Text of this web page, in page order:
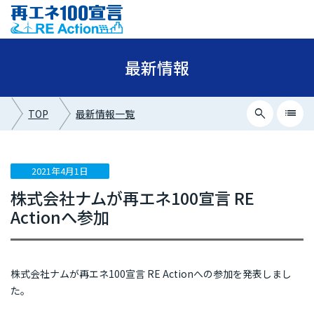
最新情報
TOP 最新情報一覧 search list
最新情報カテゴリー
ニュース
イベント情報
メディア掲載
2021年4月1日
株式会社ナムが再エネ100宣言 RE
Actionへ参加
株式会社ナムが再エネ100宣言 RE Actionへの参加を発表しまし
た。